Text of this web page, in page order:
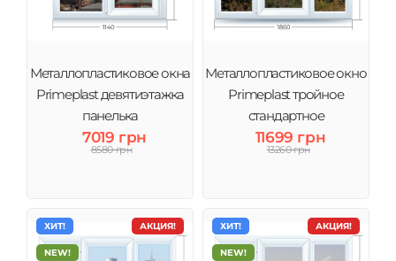
Металлопластиковое окна
Primeplast девятиэтажка
панелька
7019 грн
8580 грн
Металлопластиковое окно
Primeplast тройное
стандартное
11699 грн
13260 грн
АКЦИЯ!
ХИТ!
NEW!
АКЦИЯ!
ХИТ!
NEW!